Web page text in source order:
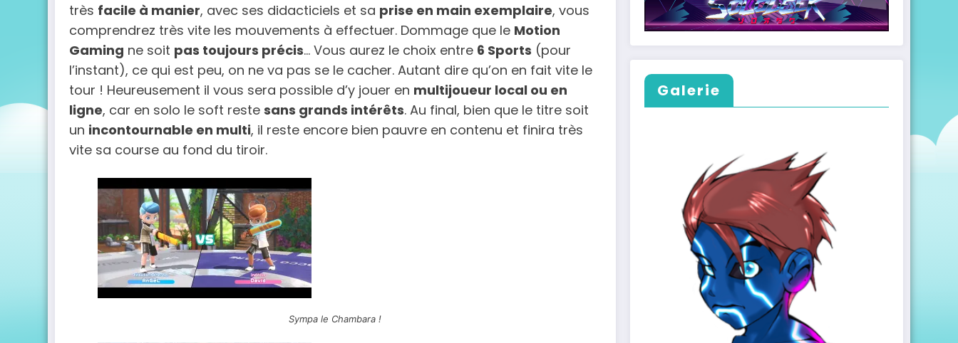
très facile à manier, avec ses didacticiels et sa prise en main exemplaire, vous
comprendrez très vite les mouvements à effectuer. Dommage que le Motion
Gaming ne soit pas toujours précis… Vous aurez le choix entre 6 Sports (pour
l’instant), ce qui est peu, on ne va pas se le cacher. Autant dire qu’on en fait vite le
tour ! Heureusement il vous sera possible d’y jouer en multijoueur local ou en
ligne, car en solo le soft reste sans grands intérêts. Au final, bien que le titre soit
un incontournable en multi, il reste encore bien pauvre en contenu et finira très
vite sa course au fond du tiroir.
Sympa le Chambara !
Galerie